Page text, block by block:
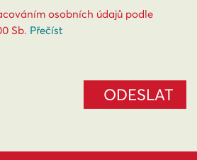
osobních údajů podle
Sb. Přečíst